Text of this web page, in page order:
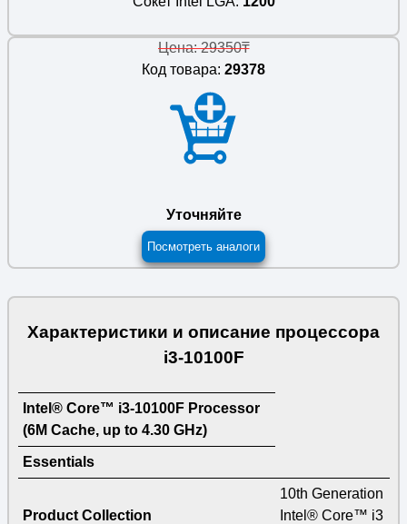
Цена: 29350₸
Код товара: 29378
Уточняйте
Посмотреть аналоги
Характеристики и описание процессора
i3-10100F
Intel® Core™ i3-10100F Processor
(6M Cache, up to 4.30 GHz)
Essentials
Product Collection
10th Generation
Intel® Core™ i3